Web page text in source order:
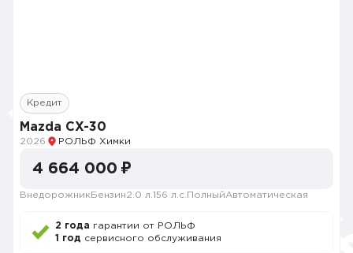
Кредит
Mazda CX-30
2026 РОЛЬФ Химки
4 664 000 ₽
Внедорожник Бензин2.0 л. 156 л.с. ПолныйАвтоматическая
2 года гарантии от РОЛЬФ
1 год сервисного обслуживания